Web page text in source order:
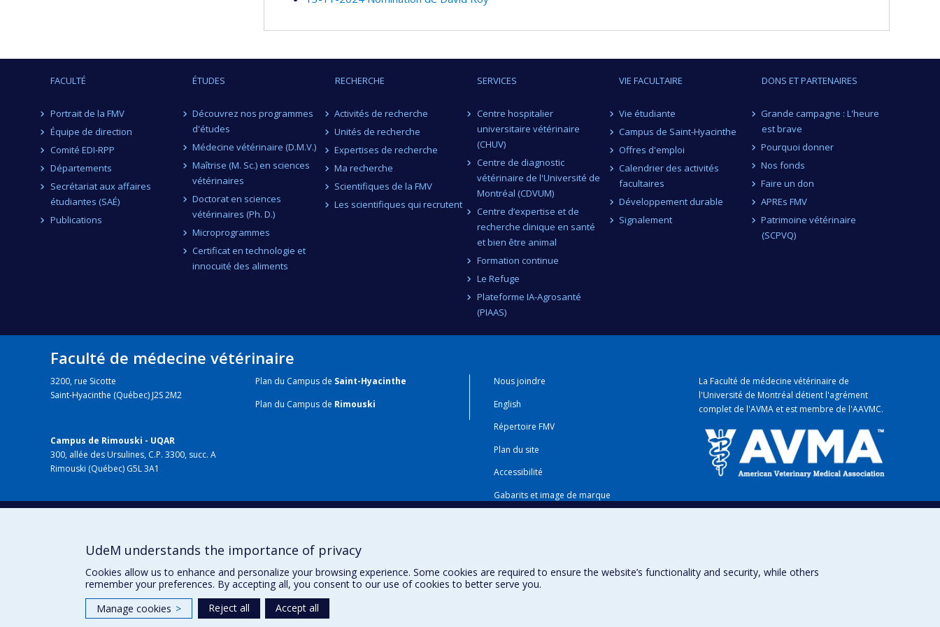
,Nahuel Fittipaldi,Pablo Valdes Donoso,François Meurens,Maud de Lagarde,Nilmar Moretti,David Roy,
Martin Olivier,Michel Frenette Jean-Philippe Rocheleau Marie-Pierre Létourneau-Montminy Sébastien Fournel,
Brassard ,Jamie Dallaire,Charles Gauthier,Antony Vincent Alexander Bekele-Yitbarek Mariana Baz Etchebarne, Paul
George, Laurent Chatel-Chaix Marie-Hélène Deschamps,Jacopo Profili,Caroline Wagner,Qian Liu,Xiaonan Lu
Funding sources:FRQNT/Fonds de recherche du Québec - Nature et technologies (FQRNT)
Grant programs:PVXXXXXX-(RS) Programme de regroupements stratégiques
FACULTÉ
Portrait de la FMV
Équipe de direction
Comité EDI-RPP
Départements
Secrétariat aux affaires
étudiantes (SAÉ)
Publications
ÉTUDES
Découvrez nos programmes
d'études
Médecine vétérinaire (D.M.V.)
Maîtrise (M. Sc.) en sciences
vétérinaires
Doctorat en sciences
vétérinaires (Ph. D.)
Microprogrammes
Certificat en technologie et
innocuité des aliments
RECHERCHE
Activités de recherche
Unités de recherche
Expertises de recherche
Ma recherche
Scientifiques de la FMV
Les scientifiques qui recrutent
SERVICES
Centre hospitalier
universitaire vétérinaire
(CHUV)
Centre de diagnostic
vétérinaire de l'Université de
Montréal (CDVUM)
Centre d’expertise et de
recherche clinique en santé
et bien être animal
Formation continue
Le Refuge
Plateforme IA-Agrosanté
(PIAAS)
VIE FACULTAIRE
Vie étudiante
Campus de Saint-Hyacinthe
Offres d'emploi
Calendrier des activités
facultaires
Développement durable
Signalement
DONS ET PARTENAIRES
Grande campagne : L'heure
est brave
Pourquoi donner
Nos fonds
Faire un don
APREs FMV
Patrimoine vétérinaire
(SCPVQ)
Faculté de médecine vétérinaire
3200, rue Sicotte
Saint-Hyacinthe (Québec) J2S 2M2
Campus de Rimouski - UQAR
300, allée des Ursulines, C.P. 3300, succ. A
Rimouski (Québec) G5L 3A1
Plan du Campus de Saint-Hyacinthe
Plan du Campus de Rimouski
Nous joindre
English
Répertoire FMV
Plan du site
Accessibilité
Gabarits et image de marque
La Faculté de médecine vétérinaire de
l'Université de Montréal détientl'agrément
complet de l'AVMA et est membre de l'AAVMC.
UdeM understands the importance of privacy
Cookies allow us to enhance and personalize your browsing experience. Some cookies are required to ensure the website’s functionality and security, while others
remember your preferences. By accepting all, you consent to our use of cookies to better serve you.
Manage cookies > Reject all Accept all